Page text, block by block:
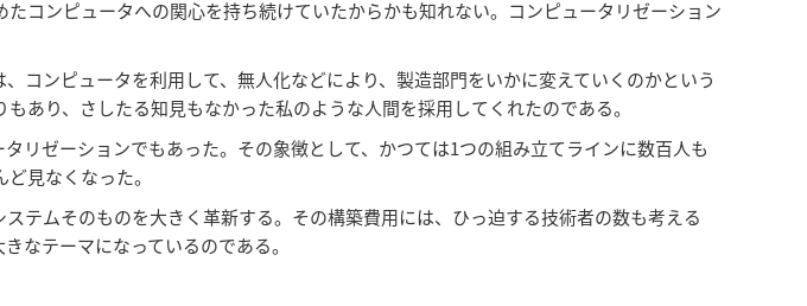
コンピュータへの関心を持ち続けていたからかも知れない。コンピュータリゼーション
コンピュータを利用して、無人化などにより、製造部門をいかに変えていくのかという
あり、さしたる知見もなかった私のような人間を採用してくれたのである。
リゼーションでもあった。その象徴として、かつては1つの組み立てラインに数百人も
見なくなった。
テムそのものを大きく革新する。その構築費用には、ひっ迫する技術者の数も考える
なテーマになっているのである。